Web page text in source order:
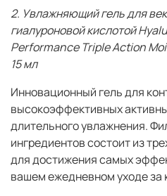
2. Увлажняющий гель для
гиалуроновой кислотой
Performance Triple Action
15 мл
Инновационный гель для
высокоэффективных
длительного увлажнения.
ингредиентов состоит из
для достижения самых
вашем ежедневном уходе за